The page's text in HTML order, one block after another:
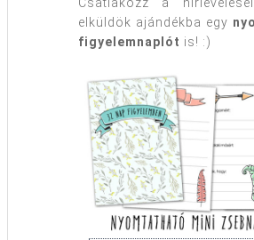
elküldök ajándékba egy
figyelemnaplót is! :)